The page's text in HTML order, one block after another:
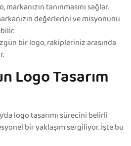
markanızın tanınmasını sağlar.
değerlerini ve misyonunu
bir logo, rakipleriniz arasında
Logo Tasarım
logo tasarımı sürecini belirli
bir yaklaşım sergiliyor. İşte bu